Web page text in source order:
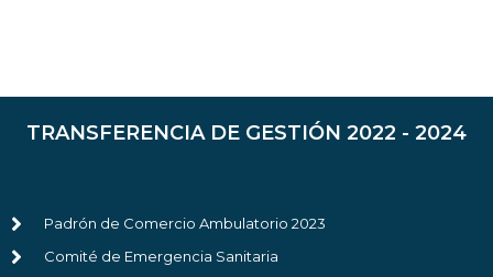
TRANSFERENCIA DE GESTIÓN 2022 - 2024
Padrón de Comercio Ambulatorio 2023
Comité de Emergencia Sanitaria